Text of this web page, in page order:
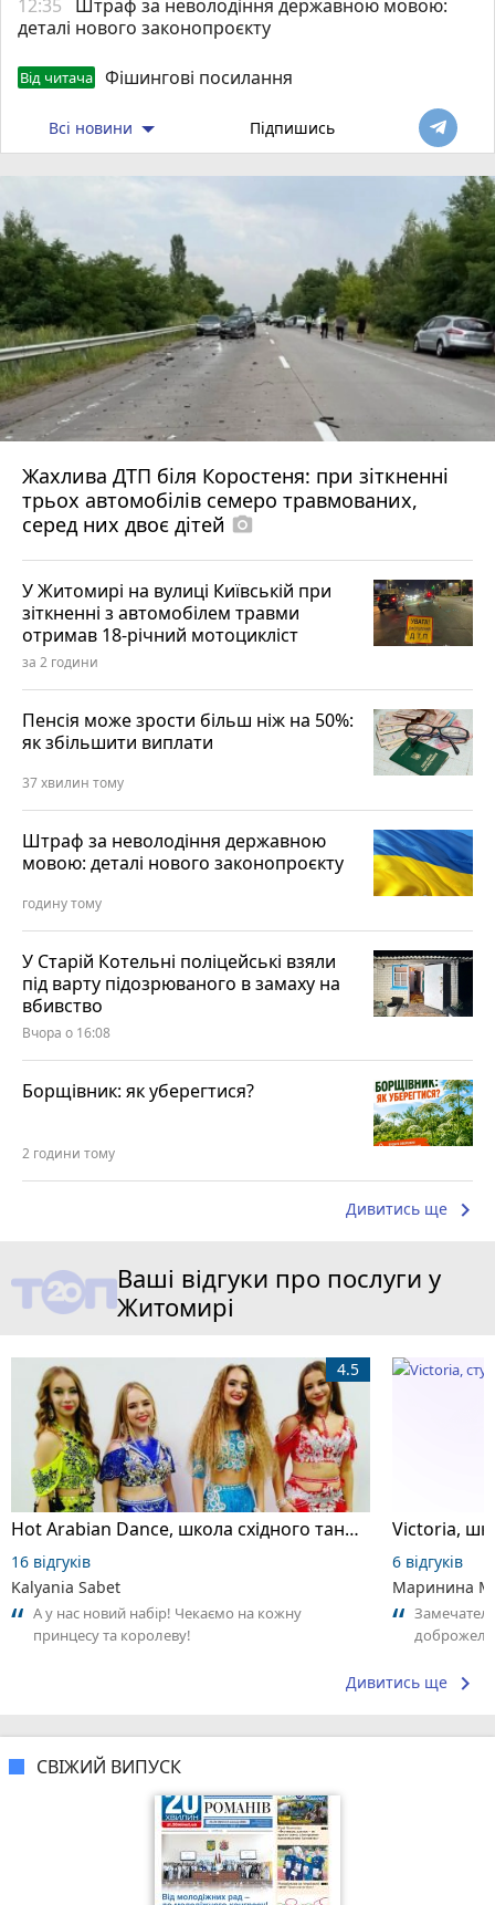
12:35
Штраф за неволодіння державною мовою:
деталі нового законопроєкту
Від читача Фішингові посилання
Всі новини Підпишись
Жахлива ДТП біля Коростеня: при зіткненні
трьох автомобілів семеро травмованих,
серед них двоє дітей photo_camera
У Житомирі на вулиці Київській при
зіткненні з автомобілем травми
отримав 18-річний мотоцикліст
за 2 години
Пенсія може зрости більш ніж на 50%:
як збільшити виплати
37 хвилин тому
Штраф за неволодіння державною
мовою: деталі нового законопроєкту
годину тому
У Старій Котельні поліцейські взяли
під варту підозрюваного в замаху на
вбивство
Вчора о 16:08
Борщівник: як уберегтися?
2 години тому
Дивитись ще keyboard_arrow_right
Ваші відгуки про послуги у
Житомирі
Hot Arabian Dance, школа східного танцю
4.5
16 відгуків
Kalyania Sabet
А у нас новий набір! Чекаємо на кожну
принцесу та королеву!
6 відгуків
Маринина
Дивитись ще keyboard_arrow_right
СВІЖИЙ ВИПУСК